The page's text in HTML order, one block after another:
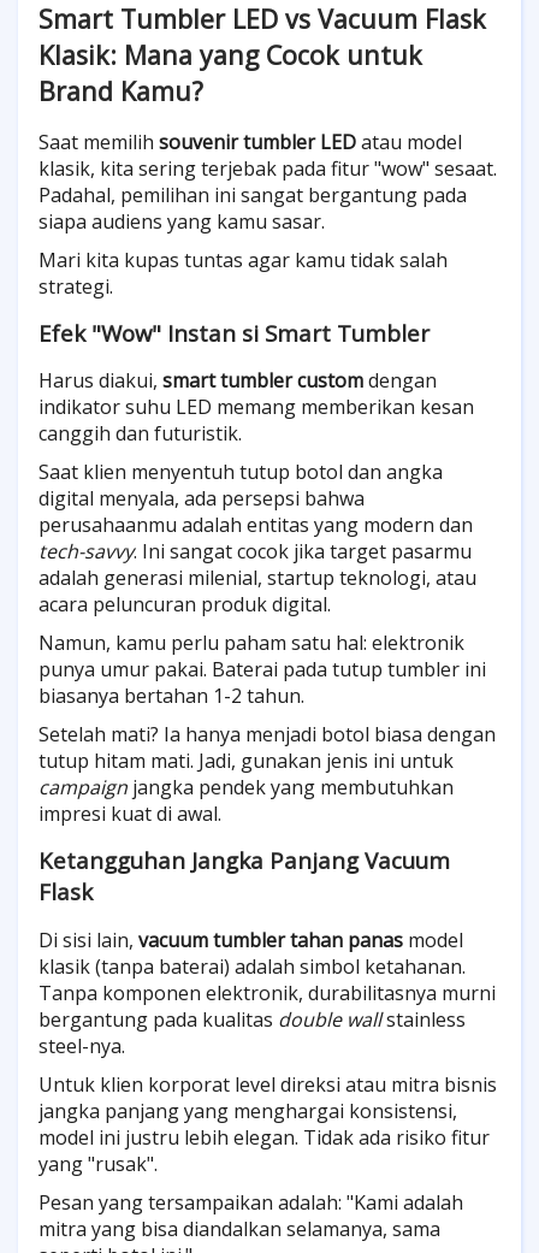
Smart Tumbler LED vs Vacuum Flask
Klasik: Mana yang Cocok untuk
Brand Kamu?
Saat memilih souvenir tumbler LEDatau model
klasik, kita sering terjebak pada fitur "wow" sesaat.
Padahal, pemilihan ini sangat bergantung pada
siapa audiens yang kamu sasar.
Mari kita kupas tuntas agar kamu tidak salah
strategi.
Efek "Wow" Instan si Smart Tumbler
Harus diakui, smart tumbler customdengan
indikator suhu LED memang memberikan kesan
canggih dan futuristik.
Saat klien menyentuh tutup botol dan angka
digital menyala, ada persepsi bahwa
perusahaanmu adalah entitas yang modern dan
tech-savvy. Ini sangat cocok jika target pasarmu
adalah generasi milenial, startup teknologi, atau
acara peluncuran produk digital.
Namun, kamu perlu paham satu hal: elektronik
punya umur pakai. Baterai pada tutup tumbler ini
biasanya bertahan 1-2 tahun.
Setelah mati? Ia hanya menjadi botol biasa dengan
tutup hitam mati. Jadi, gunakan jenis ini untuk
campaign jangka pendek yang membutuhkan
impresi kuat di awal.
Ketangguhan Jangka Panjang Vacuum
Flask
Di sisi lain, vacuum tumbler tahan panas model
klasik (tanpa baterai) adalah simbol ketahanan.
Tanpa komponen elektronik, durabilitasnya murni
bergantung pada kualitas double wallstainless
steel-nya.
Untuk klien korporat level direksi atau mitra bisnis
jangka panjang yang menghargai konsistensi,
model ini justru lebih elegan. Tidak ada risiko fitur
yang "rusak".
Pesan yang tersampaikan adalah: "Kami adalah
mitra yang bisa diandalkan selamanya, sama